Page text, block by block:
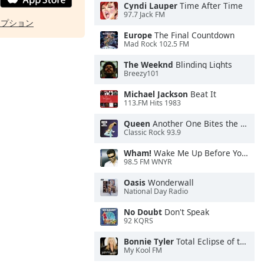
ション
Cyndi Lauper Time After Time
97.7 Jack FM
Europe The Final Countdown
Mad Rock 102.5 FM
The Weeknd Blinding Lights
Breezy101
Michael Jackson Beat It
113.FM Hits 1983
Queen Another One Bites the Dust
Classic Rock 93.9
Wham! Wake Me Up Before You Go-Go
98.5 FM WNYR
Oasis Wonderwall
National Day Radio
No Doubt Don't Speak
92 KQRS
Bonnie Tyler Total Eclipse of the Heart
My Kool FM